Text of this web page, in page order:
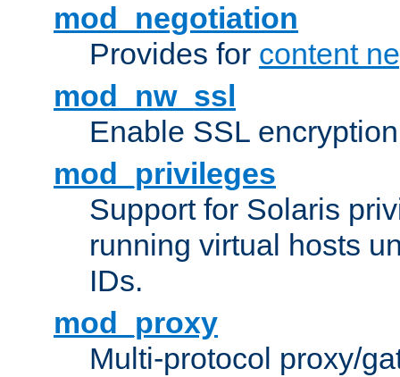
mod_negotiation
Provides for content
mod_nw_ssl
Enable SSL
mod_privileges
Support for Solaris
running virtual hosts
IDs.
mod_proxy
Multi-protocol proxy/